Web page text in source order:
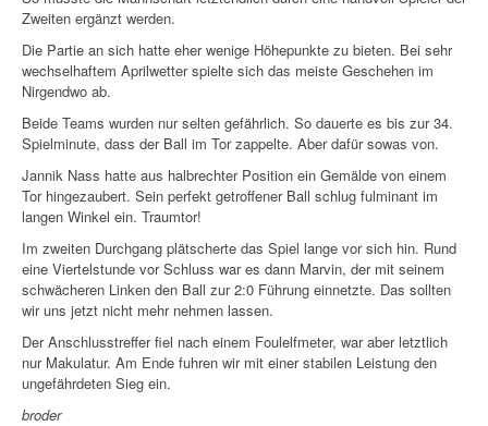
Zweiten ergänzt werden.
Die Partie an sich hatte eher wenige Höhepunkte zu bieten. Bei sehr
wechselhaftem Aprilwetter spielte sich das meiste Geschehen im
Nirgendwo ab.
Beide Teams wurden nur selten gefährlich. So dauerte es bis zur 34.
Spielminute, dass der Ball im Tor zappelte. Aber dafür sowas von.
Jannik Nass hatte aus halbrechter Position ein Gemälde von einem
Tor hingezaubert. Sein perfekt getroffener Ball schlug fulminant im
langen Winkel ein. Traumtor!
Im zweiten Durchgang plätscherte das Spiel lange vor sich hin. Rund
eine Viertelstunde vor Schluss war es dann Marvin, der mit seinem
schwächeren Linken den Ball zur 2:0 Führung einnetzte. Das sollten
wir uns jetzt nicht mehr nehmen lassen.
Der Anschlusstreffer fiel nach einem Foulelfmeter, war aber letztlich
nur Makulatur. Am Ende fuhren wir mit einer stabilen Leistung den
ungefährdeten Sieg ein.
broder